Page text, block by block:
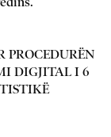
PROCEDURËN
DIGJITAL I 6